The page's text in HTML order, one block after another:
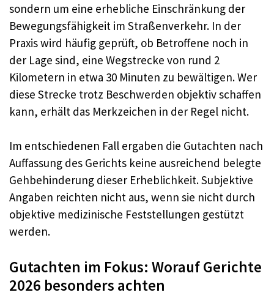
sondern um eine erhebliche Einschränkung der
Bewegungsfähigkeit im Straßenverkehr. In der
Praxis wird häufig geprüft, ob Betroffene noch in
der Lage sind, eine Wegstrecke von rund 2
Kilometern in etwa 30 Minuten zu bewältigen. Wer
diese Strecke trotz Beschwerden objektiv schaffen
kann, erhält das Merkzeichen in der Regel nicht.
Im entschiedenen Fall ergaben die Gutachten nach
Auffassung des Gerichts keine ausreichend belegte
Gehbehinderung dieser Erheblichkeit. Subjektive
Angaben reichten nicht aus, wenn sie nicht durch
objektive medizinische Feststellungen gestützt
werden.
Gutachten im Fokus: Worauf Gerichte
2026 besonders achten